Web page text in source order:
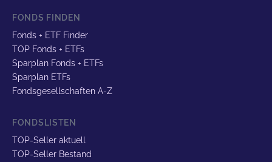
FONDS FINDEN
Fonds + ETF Finder
TOP Fonds + ETFs
Sparplan Fonds + ETFs
Sparplan ETFs
Fondsgesellschaften A-Z
FONDSLISTEN
TOP-Seller aktuell
TOP-Seller Bestand